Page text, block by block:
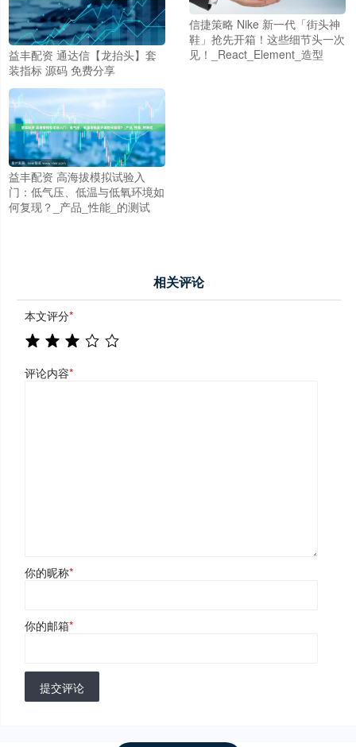
益丰配资 通达信【龙抬头】套
装指标 源码 免费分享
信捷策略 Nike 新一代「街头神
鞋」抢先开箱！这些细节头一次
见！_React_Element_造型
益丰配资 高海拔模拟试验入
门：低气压、低温与低氧环境如
何复现？_产品_性能_的测试
相关评论
本文评分*
评论内容*
你的昵称*
你的邮箱*
提交评论